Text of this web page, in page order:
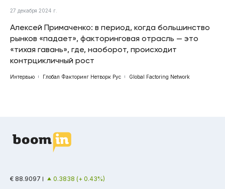
27 декабря 2024 г.
Алексей Примаченко: в период, когда большинство
рынков «падает», факторинговая отрасль — это
«тихая гавань», где, наоборот, происходит
контрцикличный рост
Интервью Глобал Факторинг Нетворк Рус Global Factoring Network
€ 88.9097 0.3838 (+ 0.43%)